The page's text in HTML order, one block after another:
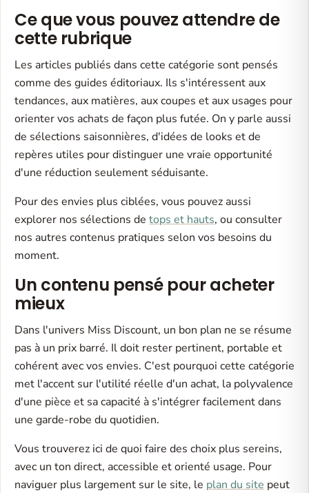
Ce que vous pouvez attendre de
cette rubrique
Les articles publiés dans cette catégorie sont pensés
comme des guides éditoriaux. Ils s'intéressent aux
tendances, aux matières, aux coupes et aux usages pour
orienter vos achats de façon plus futée. On y parle aussi
de sélections saisonnières, d'idées de looks et de
repères utiles pour distinguer une vraie opportunité
d'une réduction seulement séduisante.
Pour des envies plus ciblées, vous pouvez aussi
explorer nos sélections de tops et hauts, ou consulter
nos autres contenus pratiques selon vos besoins du
moment.
Un contenu pensé pour acheter
mieux
Dans l'univers Miss Discount, un bon plan ne se résume
pas à un prix barré. Il doit rester pertinent, portable et
cohérent avec vos envies. C'est pourquoi cette catégorie
met l'accent sur l'utilité réelle d'un achat, la polyvalence
d'une pièce et sa capacité à s'intégrer facilement dans
une garde-robe du quotidien.
Vous trouverez ici de quoi faire des choix plus sereins,
avec un ton direct, accessible et orienté usage. Pour
naviguer plus largement sur le site, le plan du site peut